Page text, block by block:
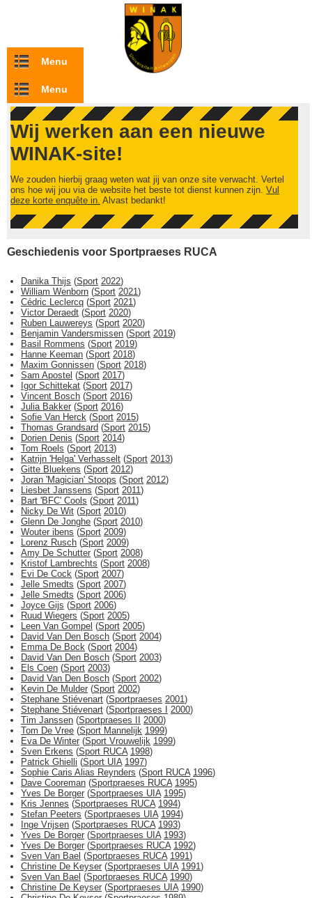
Overslaan en naar de inhoud gaan
Menu
Menu
Wij werken aan een nieuwe
WINAK-site!
We zouden hierbij graag weten wat jij van onze site verwacht. Vertel
ons hoe wij jou via de website het beste tot dienst kunnen zijn. Vul
deze korte enquête in. Alvast bedankt!
Geschiedenis voor Sportpraeses RUCA
Danika Thijs (Sport 2022)
William Wenborn (Sport 2021)
Cédric Leclercq (Sport 2021)
Victor Deraedt (Sport 2020)
Ruben Lauwereys (Sport 2020)
Benjamin Vandersmissen (Sport 2019)
Basil Rommens (Sport 2019)
Hanne Keeman (Sport 2018)
Maxim Gonnissen (Sport 2018)
Sam Apostel (Sport 2017)
Igor Schittekat (Sport 2017)
Vincent Bosch (Sport 2016)
Julia Bakker (Sport 2016)
Sofie Van Herck (Sport 2015)
Thomas Grandsard (Sport 2015)
Dorien Denis (Sport 2014)
Tom Roels (Sport 2013)
Katrijn 'Helga' Verhasselt (Sport 2013)
Gitte Bluekens (Sport 2012)
Joran 'Magician' Stoops (Sport 2012)
Liesbet Janssens (Sport 2011)
Bart 'BFC' Cools (Sport 2011)
Nicky De Wit (Sport 2010)
Glenn De Jonghe (Sport 2010)
Wouter ibens (Sport 2009)
Lorenz Rusch (Sport 2009)
Amy De Schutter (Sport 2008)
Kristof Lambrechts (Sport 2008)
Evi De Cock (Sport 2007)
Jelle Smedts (Sport 2007)
Jelle Smedts (Sport 2006)
Joyce Gijs (Sport 2006)
Ruud Wiegers (Sport 2005)
Leen Van Gompel (Sport 2005)
David Van Den Bosch (Sport 2004)
Emma De Bock (Sport 2004)
David Van Den Bosch (Sport 2003)
Els Coen (Sport 2003)
David Van Den Bosch (Sport 2002)
Kevin De Mulder (Sport 2002)
Stephane Stiévenart (Sportpraeses 2001)
Stephane Stiévenart (Sportpraeses I 2000)
Tim Janssen (Sportpraeses II 2000)
Tom De Vree (Sport Mannelijk 1999)
Eva De Winter (Sport Vrouwelijk 1999)
Sven Erkens (Sport RUCA 1998)
Patrick Ghielli (Sport UIA 1997)
Sophie Caris Alias Reynders (Sport RUCA 1996)
Dave Cooreman (Sportpraeses RUCA 1995)
Yves De Borger (Sportpraeses UIA 1995)
Kris Jennes (Sportpraeses RUCA 1994)
Stefan Peeters (Sportpraeses UIA 1994)
Inge Vrijsen (Sportpraeses RUCA 1993)
Yves De Borger (Sportpraeses UIA 1993)
Yves De Borger (Sportpraeses RUCA 1992)
Sven Van Bael (Sportpraeses RUCA 1991)
Christine De Keyser (Sportpraeses UIA 1991)
Sven Van Bael (Sportpraeses RUCA 1990)
Christine De Keyser (Sportpraeses UIA 1990)